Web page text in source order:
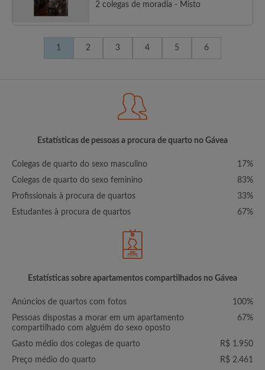
2 colegas de moradia - Misto
1 2 3 4 5 6
Estatísticas de pessoas a procura de quarto no Gávea
Colegas de quarto do sexo masculino
17%
Colegas de quarto do sexo feminino
83%
Profissionais à procura de quartos
33%
Estudantes à procura de quartos
67%
Estatísticas sobre apartamentos compartilhados no Gávea
Anúncios de quartos com fotos
100%
Pessoas dispostas a morar em um apartamento
compartilhado com alguém do sexo oposto
67%
Gasto médio dos colegas de quarto
R$ 1.950
Preço médio do quarto
R$ 2.461